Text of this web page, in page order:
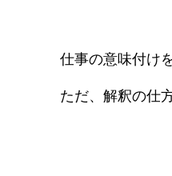
仕事の意味付け
ただ、解釈の仕